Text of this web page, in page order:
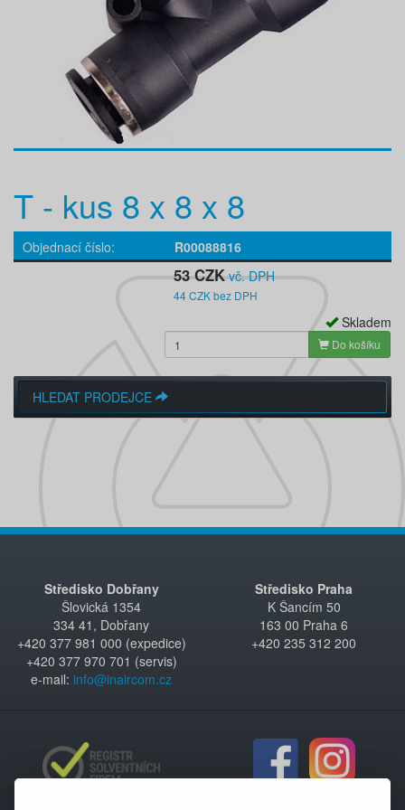
T - kus 8 x 8 x 8
Objednací číslo R00088816
53 CZK vč. DPH
44 CZK bez DPH
Skladem
Do košíku
HLEDAT PRODEJCE
Středisko Dobřany
Šlovická 1354
334 41, Dobřany
+420 377 981 000 (expedice)
+420 377 970 701 (servis)
e-mail: info@inaircom.cz
Středisko Praha
K Šancím 50
163 00 Praha 6
+420 235 312 200